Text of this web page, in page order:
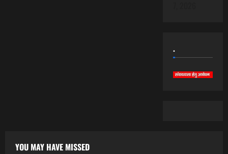
.
YOU MAY HAVE MISSED